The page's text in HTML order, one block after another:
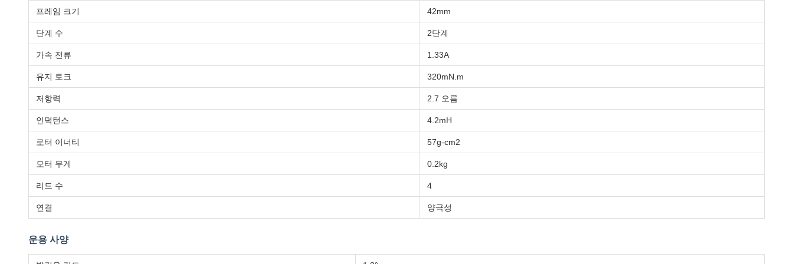
프레임 크기 42mm
단계 수 2단계
가속 전류 1.33A
유지 토크 320mN.m
저항력 2.7 오름
인덕턴스 4.2mH
로터 이너티 57g-cm2
모터 무게 0.2kg
리드 수 4
연결 양극성
운용 사양